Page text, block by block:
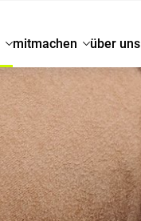
mitmachen über uns